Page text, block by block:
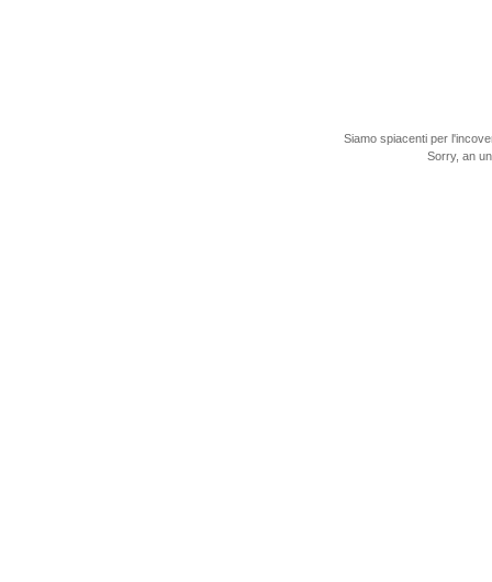
Siamo spiacenti per
Sorry, an